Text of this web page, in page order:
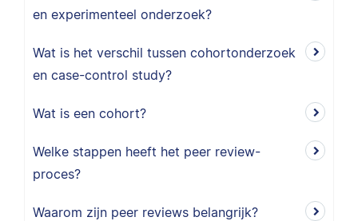
en experimenteel onderzoek?
Wat is het verschil tussen cohortonderzoek
en case-control study?
Wat is een cohort?
Welke stappen heeft het peer review-
proces?
Waarom zijn peer reviews belangrijk?